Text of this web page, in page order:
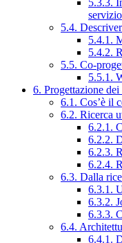
5.3.3.
servizio
5.4.
5.4.1.
5.4.2.
5.5. Co-
5.5.1.
6. Progettazione dei
6.1. Cos’è il
6.2. Ricerca
6.2.1.
6.2.2.
6.2.3.
6.2.4.
6.3. Dalla
6.3.1.
6.3.2.
6.3.3.
6.4.
6.4.1.